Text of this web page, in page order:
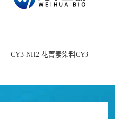
CY3-NH2 花菁素染料CY3